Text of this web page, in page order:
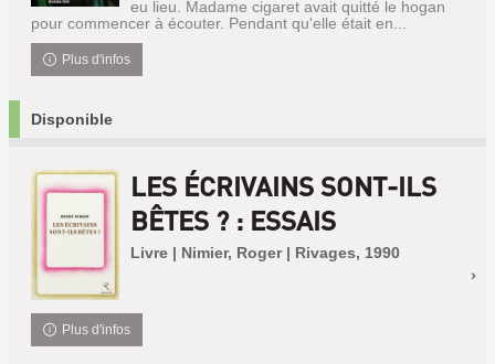
eu lieu. Madame cigaret avait quitté le hogan
pour commencer à écouter. Pendant qu'elle était en...
Plus d'infos
Disponible
LES ÉCRIVAINS SONT-ILS
BÊTES ? : ESSAIS
Livre | Nimier, Roger | Rivages, 1990
Plus d'infos